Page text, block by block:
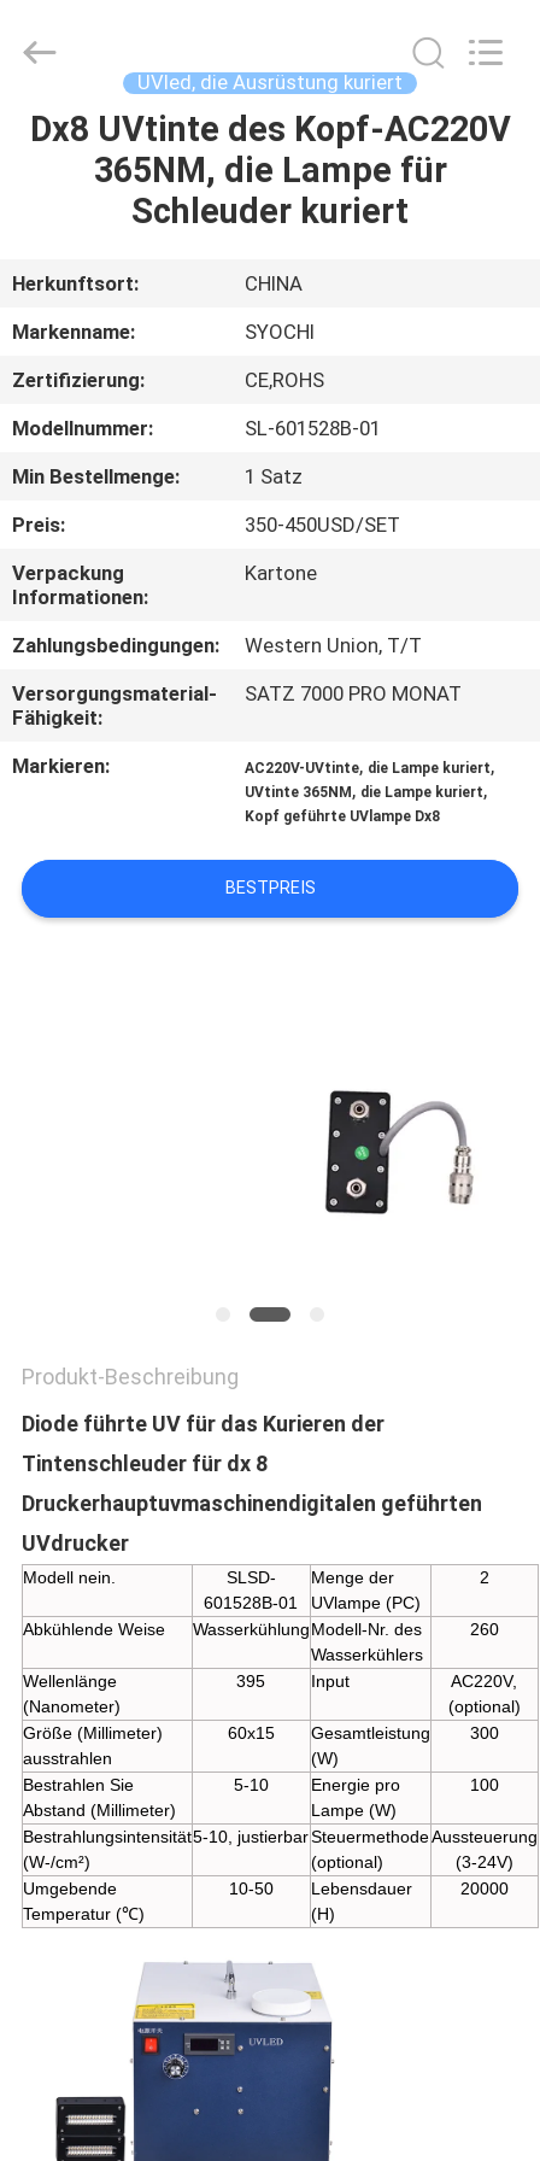
HAUS
PRODUKTE
ÜBER
UNS
FABRIK-
AUSFLUG
QUALITÄTSKONTROLLE
TRETEN
SIE
MIT
UNS
IN
NACHRICHTEN
Electronics
Reserved.
UVled, die Ausrüstung kuriert
Dx8 UVtinte des Kopf-AC220V
365NM, die Lampe für
Schleuder kuriert
Herkunftsort:
CHINA
Markenname:
SYOCHI
Zertifizierung:
CE,ROHS
Modellnummer:
SL-601528B-01
Min Bestellmenge:
1 Satz
Preis:
350-450USD/SET
Verpackung
Informationen:
Kartone
Zahlungsbedingungen:
Western Union, T/T
Versorgungsmaterial-
Fähigkeit:
SATZ 7000 PRO MONAT
Markieren: AC220V-UVtinte, die Lampe kuriert,
UVtinte 365NM , die Lampe kuriert,
Kopf geführte UVlampe Dx8
BESTPREIS
Produkt-Beschreibung
Diode führte UV für das Kurieren der
Tintenschleuder für dx 8
Druckerhauptuvmaschinendigitalen geführten
UVdrucker
Modell nein.
SLSD-
601528B-01
Menge der
UVlampe (PC)
2
Abkühlende Weise WasserkühlungModell-Nr. des
Wasserkühlers
260
Wellenlänge
(Nanometer)
395 Input
AC220V,
(optional)
Größe (Millimeter)
ausstrahlen
60x15
Gesamtleistung
(W)
300
Bestrahlen Sie
Abstand (Millimeter)
5-10
Energie pro
Lampe (W)
100
Bestrahlungsintensität
(W-/cm²)
5-10, justierbarSteuermethode
(optional)
Aussteuerung
(3-24V)
Umgebende
Temperatur (℃)
10-50
Lebensdauer
(H)
20000